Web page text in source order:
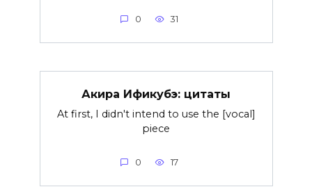
0 31
Акира Ификубэ: цитаты
At first, I didn't intend to use the [vocal]
piece
0 17